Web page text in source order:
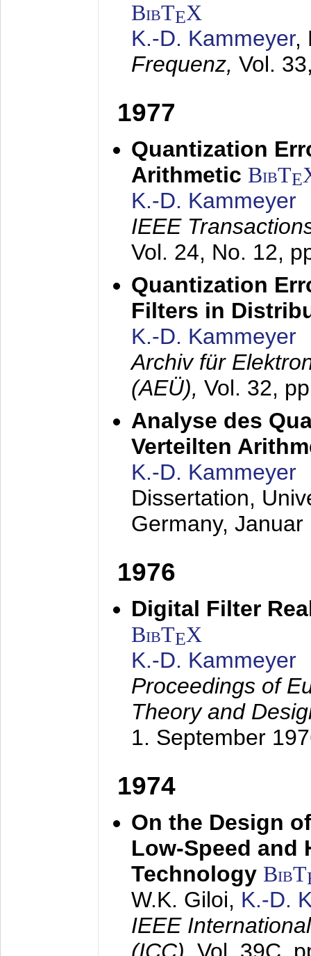
BibTEX
K.-D. Kammeyer,
Frequenz, Vol.
1977
Quantization
Arithmetic BibTE
K.-D. Kammeyer
IEEE
Vol. 24, No. 12,
Quantization
Filters in
K.-D. Kammeyer
Archiv für
(AEÜ), Vol. 32,
Analyse des
Verteilten
K.-D. Kammeyer
Dissertation,
Germany, Januar
1976
Digital Filter
BibTEX
K.-D. Kammeyer
Proceedings of
Theory and
1. September
1974
On the Design
Low-Speed and
Technology BibT
W.K. Giloi, K.-D.
IEEE